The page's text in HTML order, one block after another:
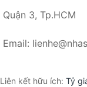
Quận 3, Tp.HCM
Email:
Liên kết hữu ích: Tỷ